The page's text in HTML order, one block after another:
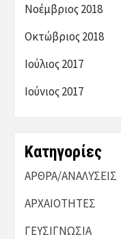
Νοέμβριος 2018
Οκτώβριος 2018
Ιούλιος 2017
Ιούνιος 2017
Kατηγορίες
ΑΡΘΡΑ/ΑΝΑΛΥΣΕΙΣ
ΑΡΧΑΙΟΤΗΤΕΣ
ΓΕΥΣΙΓΝΩΣΙΑ